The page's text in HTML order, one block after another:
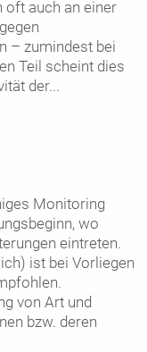
oft auch an einer
– zumindest bei
Teil scheint dies
der...
Monitoring
wo
eintreten.
ist bei Vorliegen
von Art und
bzw. deren